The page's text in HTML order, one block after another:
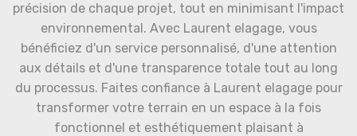
précision de chaque projet, tout en minimisant l'impact
environnemental. Avec Laurent elagage, vous
bénéficiez d'un service personnalisé, d'une attention
aux détails et d'une transparence totale tout au long
du processus. Faites confiance à Laurent elagage pour
transformer votre terrain en un espace à la fois
fonctionnel et esthétiquement plaisant à